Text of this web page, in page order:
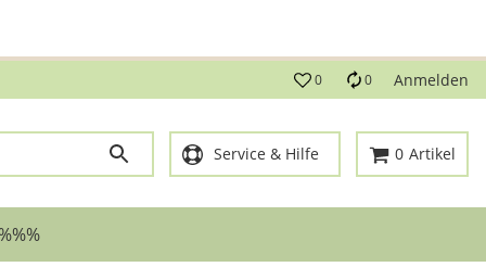
0 0 Anmelden
Service & Hilfe 0 Artikel